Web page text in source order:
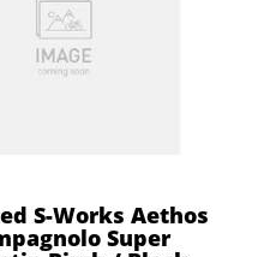
S-Works Aethos
Super